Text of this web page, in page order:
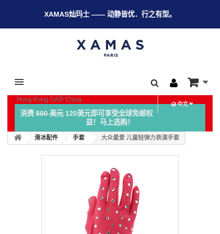
XAMAS灿玛士 —— 动静皆优．行之有型。
Hong Kong SAR China
中文
消费500 美元120美元即可享受全球免邮权
益！马上选购！
滑冰配件 手套 大众最爱 儿童轻弹力表演手套